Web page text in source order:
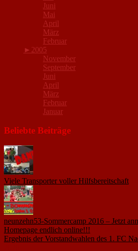
Juni
Mai
April
März
Februar
► 2005
November
September
Juni
April
März
Februar
Januar
Beliebte Beiträge
Viele Transporter voller Hilfsbereitschaft
neunzehn53-Sommercamp 2016 – Jetzt
Homepage endlich online!!!
Ergebnis der Vorstandwahlen des 1. FC